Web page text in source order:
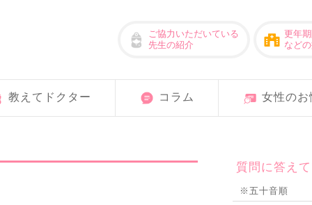
ご協力いただいている
先生の紹介
更年
など
教えてドクター コラム 女性のお
質問に答え
※五十音順